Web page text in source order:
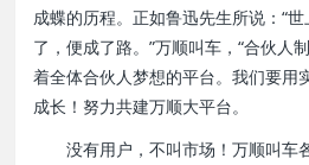
成蝶的历程。正如鲁迅先生所说：“
了，便成了路。”万顺叫车，“合伙人
着全体合伙人梦想的平台。我们要用
成长！努力共建万顺大平台。
没有用户，不叫市场！万顺叫车